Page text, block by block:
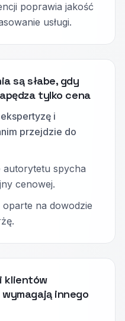
poprawia jakość
usługi.
są słabe, gdy
tylko cena
i
przejdzie do
autorytetu spycha
cenowej.
na dowodzie
klientów
innego